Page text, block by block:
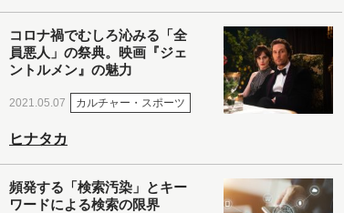
コロナ禍でむしろ沁みる「全
員悪人」の祭典。映画『ジェ
ントルメン』の魅力
2021.05.07 カルチャー・スポーツ
ヒナタカ
頻発する「検索汚染」とキー
ワードによる検索の限界